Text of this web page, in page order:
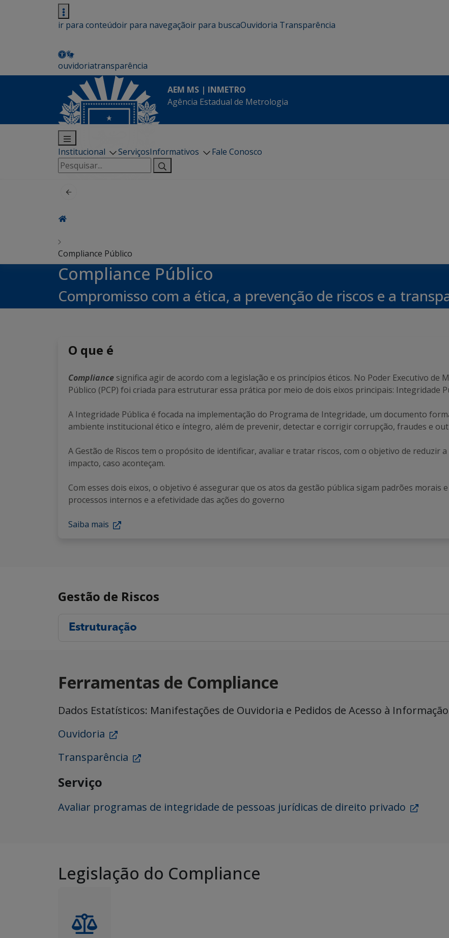
ir para conteúdoir para navegaçãoir para buscaOuvidoria Transparência
ouvidoriatransparência
AEM MS | INMETRO
Agência Estadual de Metrologia
Institucional ServiçosInformativos
Fale Conosco
Pesquisar
por:
Compliance Público
Compliance Público
Compromisso com a ética, a prevenção de riscos e a
O que é
Compliance significa agir de acordo com a legislação e os princípios éticos. No Poder Executivo de
Público (PCP) foi criada para estruturar essa prática por meio de dois eixos principais: Integridade
A Integridade Pública é focada na implementação do Programa de Integridade, um documento
ambiente institucional ético e íntegro, além de prevenir, detectar e corrigir corrupção, fraudes e
A Gestão de Riscos tem o propósito de identificar, avaliar e tratar riscos, com o objetivo de reduzir
impacto, caso aconteçam.
Com esses dois eixos, o objetivo é assegurar que os atos da gestão pública sigam padrões morais
processos internos e a efetividade das ações do governo
Saiba mais
Gestão de Riscos
Estruturação
Ferramentas de Compliance
Dados Estatísticos: Manifestações de Ouvidoria e Pedidos de Acesso à
Ouvidoria
Transparência
Serviço
Avaliar programas de integridade de pessoas jurídicas de direito privado
Legislação do Compliance